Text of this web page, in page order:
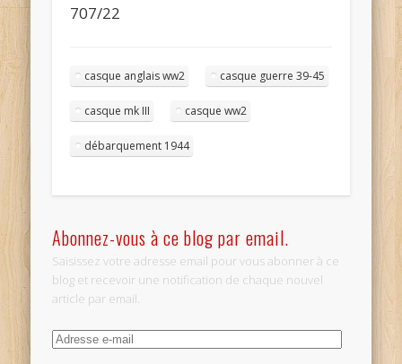
707/22
casque anglais ww2 casque guerre 39-45
casque mk III casque ww2
débarquement 1944
Abonnez-vous à ce blog par email.
Saisissez votre adresse email pour vous abonner à ce
blog et recevoir une notification de chaque nouvel
article par email.
Adresse